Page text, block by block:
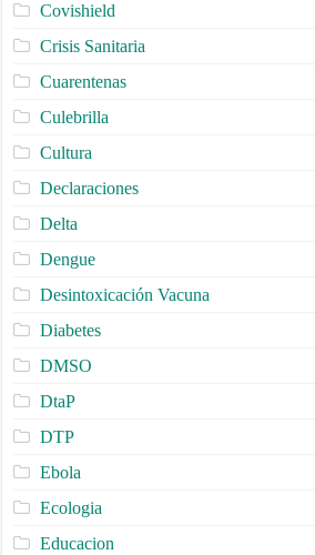
Covishield
Crisis Sanitaria
Cuarentenas
Culebrilla
Cultura
Declaraciones
Delta
Dengue
Desintoxicación Vacuna
Diabetes
DMSO
DtaP
DTP
Ebola
Ecologia
Educacion